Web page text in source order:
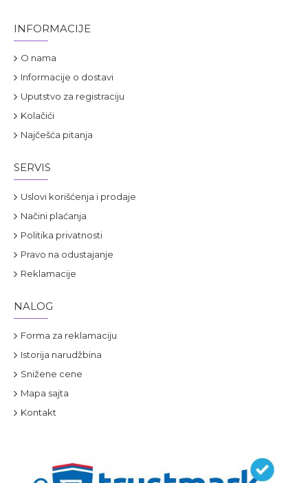
INFORMACIJE
O nama
Informacije o dostavi
Uputstvo za registraciju
Kolačići
Najčešća pitanja
SERVIS
Uslovi korišćenja i prodaje
Načini plaćanja
Politika privatnosti
Pravo na odustajanje
Reklamacije
NALOG
Forma za reklamaciju
Istorija narudžbina
Snižene cene
Mapa sajta
Kontakt